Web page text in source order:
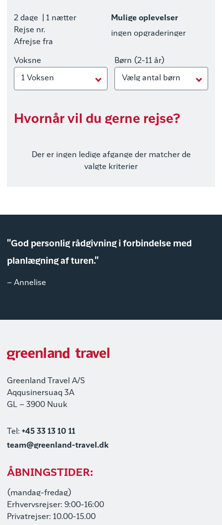
2 dage
| 1 nætter
Rejse nr.
Afrejse fra
Mulige oplevelser
ingen opgraderinger
Voksne
1 Voksen
Børn (2-11 år)
Vælg antal børn
Hvornår vil du gerne rejse?
Der er ingen ledige afgange der matcher de
valgte kriterier
"God personlig rådgivning i forbindelse med
planlægning af turen."
– Annelise
Greenland Travel A/S
Aqqusinersuaq 3A
GL – 3900 Nuuk
Tel: +45 33 13 10 11
team@greenland-travel.dk
ÅBNINGSTIDER:
(mandag-fredag)
Erhvervsrejser: 9:00-16:00
Privatrejser: 10.00-15.00